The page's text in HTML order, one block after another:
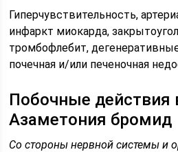
Гиперчувствительность,
инфаркт миокарда,
тромбофлебит,
почечная и/или печеночная
Побочные действия
Азаметония бромид
Со стороны нервной системы и